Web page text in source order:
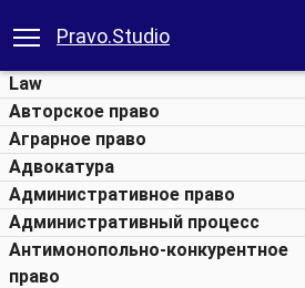
Pravo.Studio
Law
Авторское право
Аграрное право
Адвокатура
Административное право
Административный процесс
Антимонопольно-конкурентное
право